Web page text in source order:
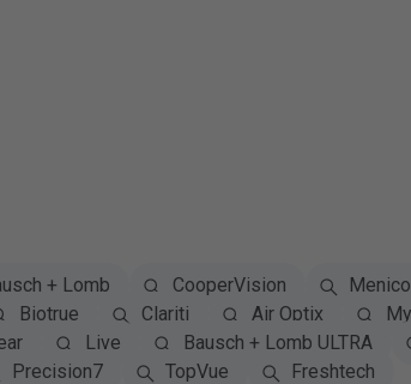
+ Lomb CooperVision
Biotrue Clariti Air Optix
Live Bausch + Lomb ULTRA
Precision7 TopVue Freshtech